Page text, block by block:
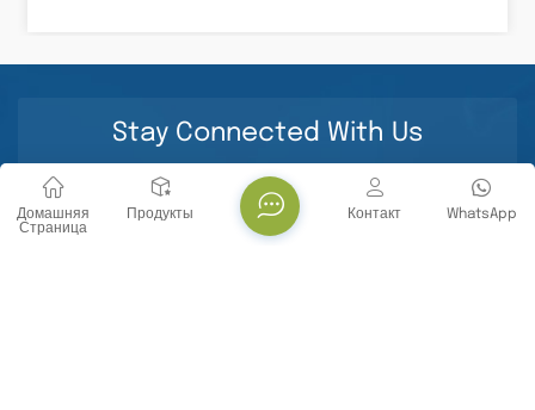
Stay Connected With Us
Домашняя
Страница
Продукты WhatsApp
Контакт